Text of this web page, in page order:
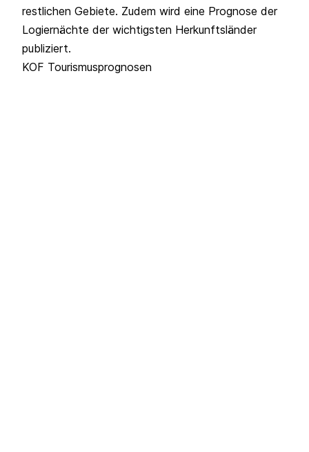
restlichen Gebiete. Zudem wird eine Prognose der
Logiernächte der wichtigsten Herkunftsländer
publiziert.
KOF Tourismusprognosen